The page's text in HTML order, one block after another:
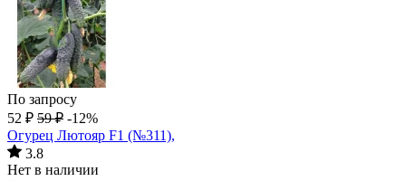
По запросу
52 ₽ 59 ₽ -12%
Огурец Лютояр F1 (№311),
3.8
Нет в наличии